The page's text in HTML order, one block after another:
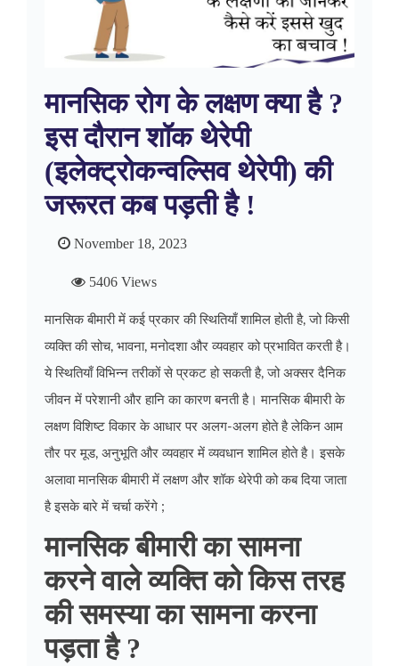
मानसिक रोग के लक्षण क्या है ?
इस दौरान शॉक थेरेपी
(इलेक्ट्रोकन्वल्सिव थेरेपी) की
जरूरत कब पड़ती है !
November 18, 2023
5406 Views
मानसिक बीमारी में कई प्रकार की स्थितियाँ शामिल होती है, जो किसी
व्यक्ति की सोच, भावना, मनोदशा और व्यवहार को प्रभावित करती है।
ये स्थितियाँ विभिन्न तरीकों से प्रकट हो सकती है, जो अक्सर दैनिक
जीवन में परेशानी और हानि का कारण बनती है। मानसिक बीमारी के
लक्षण विशिष्ट विकार के आधार पर अलग-अलग होते है लेकिन आम
तौर पर मूड, अनुभूति और व्यवहार में व्यवधान शामिल होते है। इसके
अलावा मानसिक बीमारी में लक्षण और शॉक थेरेपी को कब दिया जाता
है इसके बारे में चर्चा करेंगे ;
मानसिक बीमारी का सामना
करने वाले व्यक्ति को किस तरह
की समस्या का सामना करना
पड़ता है ?